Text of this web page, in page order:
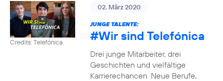
Credits: Telefónica
02. März 2020
JUNGE TALENTE:
#Wirsind Telefónica
Drei junge Mitarbeiter, drei
Geschichten und vielfältige
Karrierechancen. Neue Berufe,